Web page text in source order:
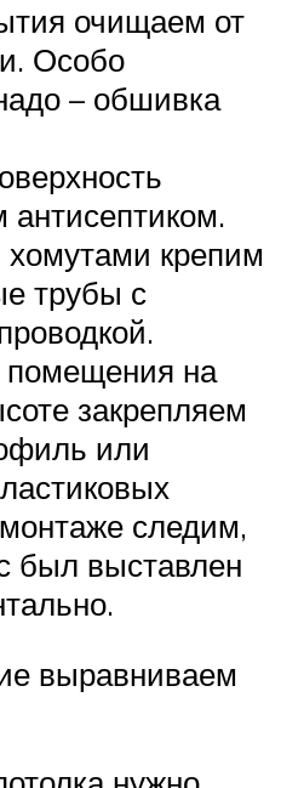
очищаем от
Особо
– обшивка
крепим
трубы с
помещения на
закрепляем
или
следим,
был выставлен
выравниваем